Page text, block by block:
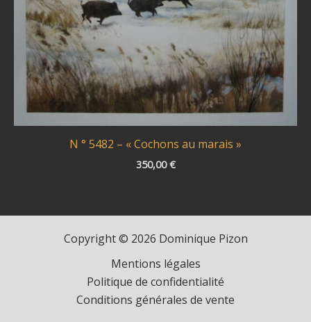
N ° 5482 – « Cochons au marais »
350,00€
Copyright © 2026 Dominique Pizon
Mentions légales
Politique de confidentialité
Conditions générales de vente